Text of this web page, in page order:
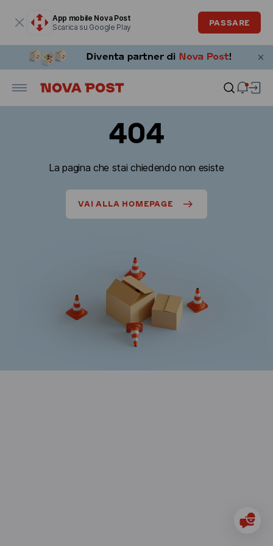
App mobile Nova Post
Scarica su Google Play
PASSARE
404
La pagina che stai chiedendo non esiste
VAI ALLA HOMEPAGE